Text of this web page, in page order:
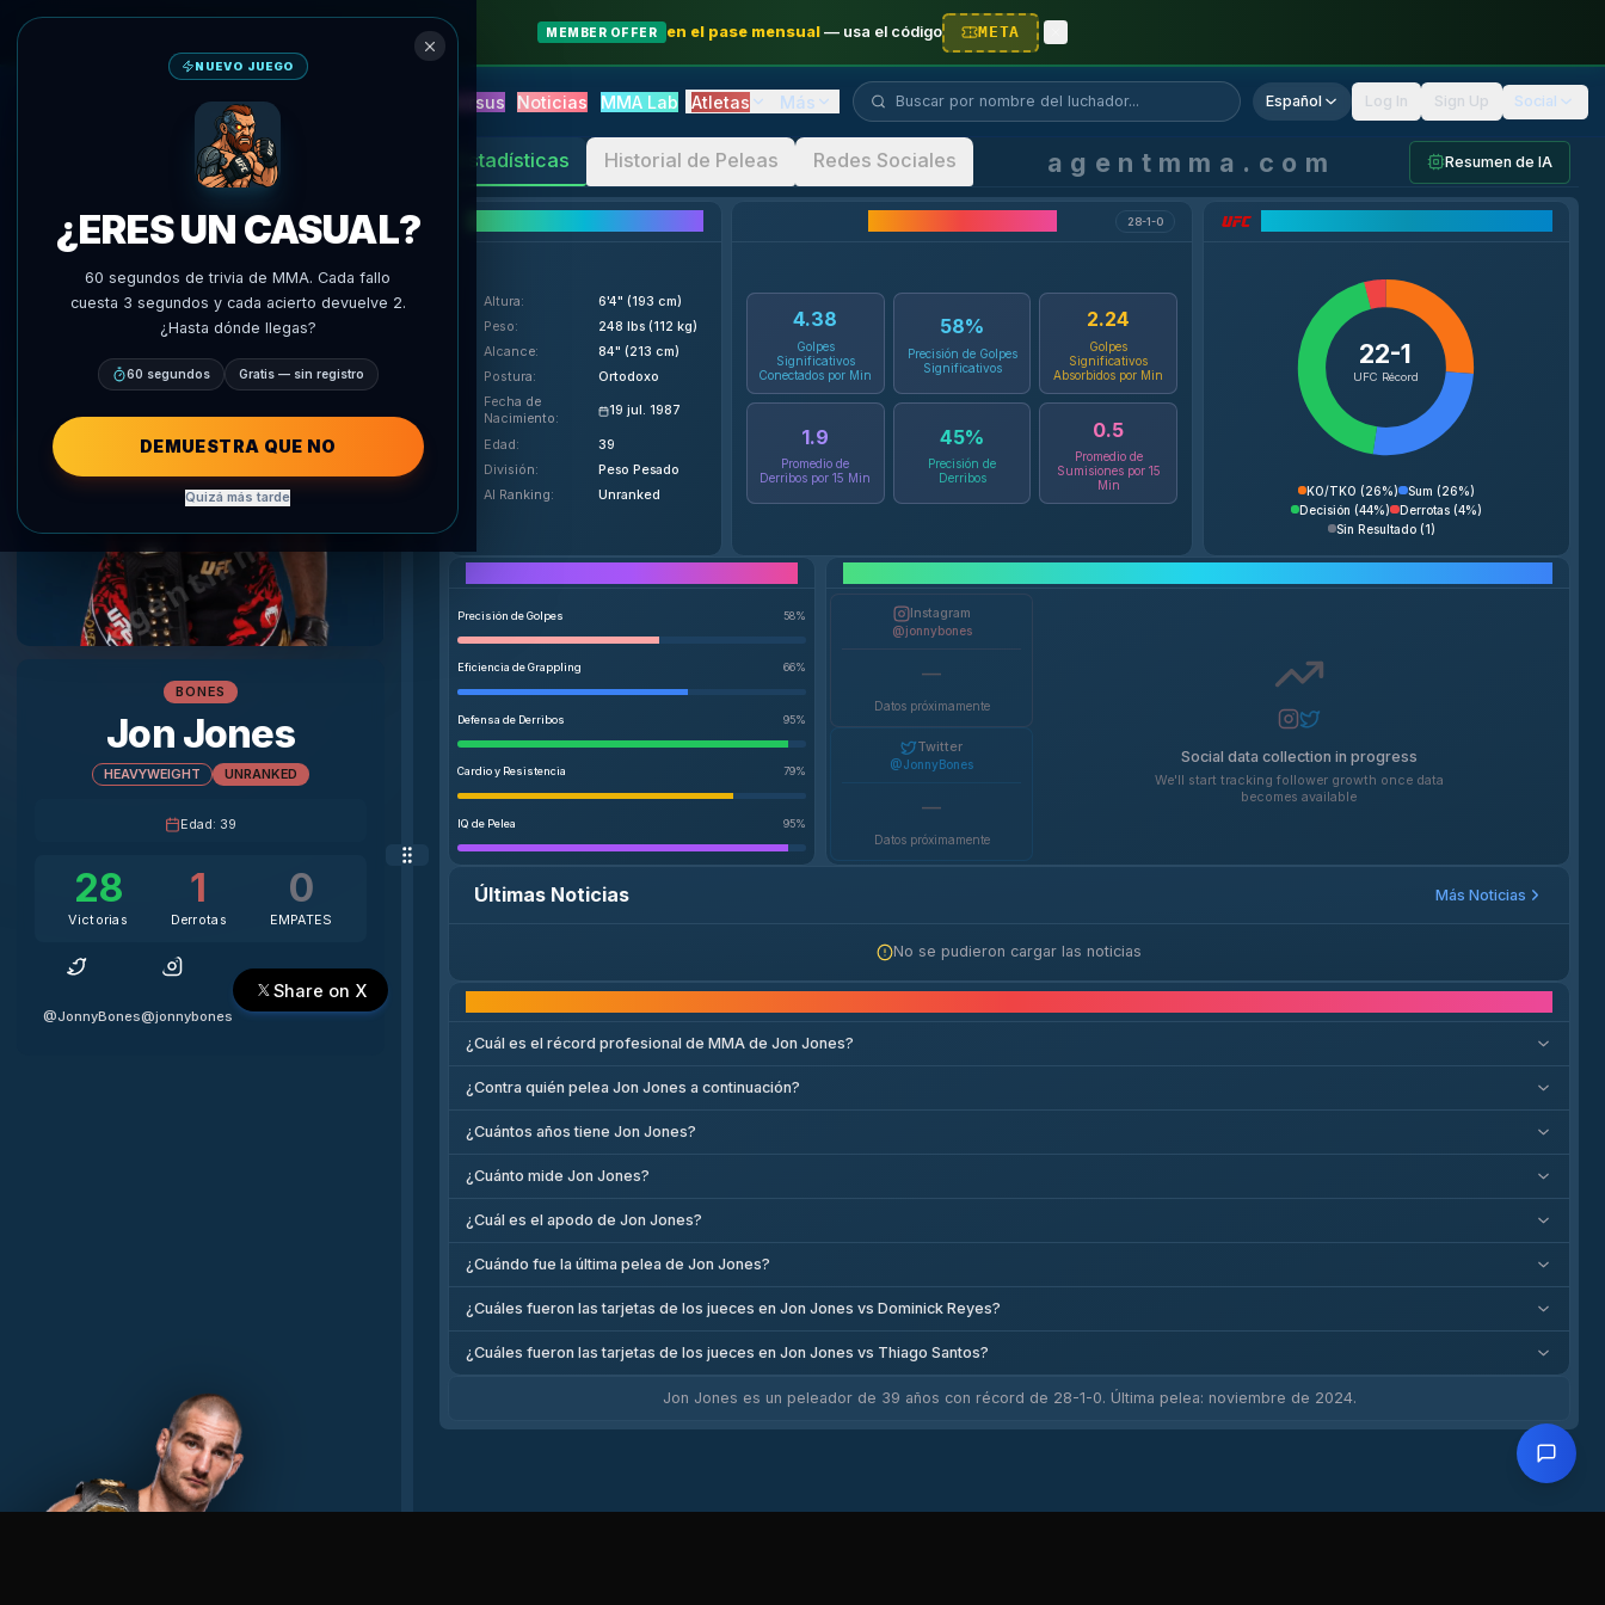
MEMBER OFFER en el pase mensual— usa el código META
Predicciones IA Blitz Versus Noticias MMA Lab Atletas Más Buscar luchador... Español Log In Sign Up Social
agentmma.com
BONES
Jon Jones
HEAVYWEIGHT UNRANKED
Edad: 39
28
Victorias
1
Derrotas
0
EMPATES
@JonnyBones@jonnybones
Share on X
Estadísticas Historial de Peleas Redes Sociales agentmma.com Resumen de IA
Altura:
6'4" (193 cm)
Peso:
248 lbs (112 kg)
Alcance:
84" (213 cm)
Postura:
Ortodoxo
Fecha de
Nacimiento:
19 jul. 1987
Edad:
39
División:
Peso Pesado
AI Ranking: Unranked
28-1-0
4.38
Golpes
Significativos
Conectados por Min
58%
Precisión de Golpes
Significativos
2.24
Golpes
Significativos
Absorbidos por Min
1.9
Promedio de
Derribos por 15 Min
45%
Precisión de
Derribos
0.5
Promedio de
Sumisiones por 15
Min
22-1
UFC Récord
KO/TKO (26%) Sum (26%)
Decisión (44%) Derrotas(4%)
Sin Resultado (1)
Precisión de Golpes 58%
Eficiencia de Grappling 66%
Defensa de Derribos 95%
Cardio y Resistencia 79%
IQ de Pelea 95%
Instagram
@jonnybones
—
Datos próximamente
Twitter
@JonnyBones
—
Datos próximamente
Social data collection in progress
We'll start tracking follower growth once data
becomes available
Últimas Noticias Más Noticias
No se pudieron cargar las noticias
¿Cuál es el récord profesional de MMA de Jon Jones?
¿Contra quién pelea Jon Jones a continuación?
¿Cuántos años tiene Jon Jones?
¿Cuánto mide Jon Jones?
¿Cuál es el apodo de Jon Jones?
¿Cuándo fue la última pelea de Jon Jones?
¿Cuáles fueron las tarjetas de los jueces en Jon Jones vs Dominick Reyes?
¿Cuáles fueron las tarjetas de los jueces en Jon Jones vs Thiago Santos?
Jon Jones es un peleador de 39 años con récord de 28-1-0. Última pelea: noviembre de 2024.
NUEVO JUEGO
¿ERES UN CASUAL?
60 segundos de trivia de MMA. Cada fallo
cuesta 3 segundos y cada acierto devuelve 2.
¿Hasta dónde llegas?
60 segundos Gratis — sin registro
DEMUESTRA QUE NO
Quizá más tarde